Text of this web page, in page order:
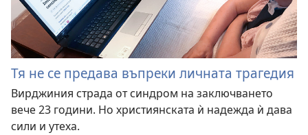
Тя не се предава въпреки личната трагедия
Вирджиния страда от синдром на заключването
вече 23 години. Но християнската ѝ надежда ѝ дава
сили и утеха.